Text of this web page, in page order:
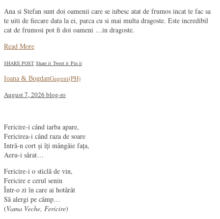
Ana si Stefan sunt doi oamenii care se iubesc atat de frumos incat te fac sa
te uiti de fiecare data la ei, parca cu si mai multa dragoste. Este incredibil
cat de frumosi pot fi doi oameni …in dragoste.
Read More
SHARE POST Share it Tweet it Pin it
Ioana & BogdanGageni(PH)
August 7, 2026 blog-ro
Fericire-i când iarba apare,
Fericirea-i când raza de soare
Intră-n cort și îți mângăie fața,
Aeru-i sărat…
Fericire-i o sticlă de vin,
Fericire e cerul senin
Într-o zi în care ai hotărât
Să alergi pe câmp…
(Vama Veche, Fericire)